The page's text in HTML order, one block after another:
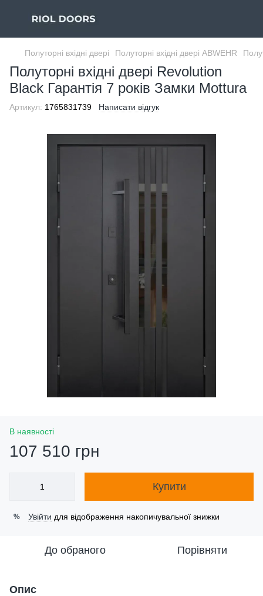
Полуторні вхідні двері Полуторні вхідні двері ABWEHR
Полуторні вхідні двері Revolution
Black Гарантія 7 років Замки Mottura
Артикул: 1765831739 Написати відгук
В наявності
107 510 грн
Купити
% Увійти для відображення накопичувальної знижки
До обраного Порівняти
Опис